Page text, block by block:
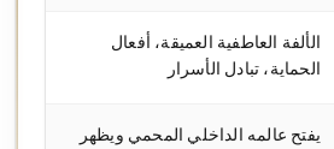
الألفة العاطفية العميقة، أفعال
الحماية، تبادل الأسرار
يفتح عالمه الداخلي المحمي ويظهر